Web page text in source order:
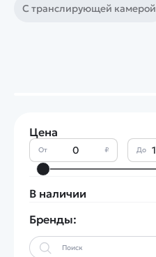
С транслирующей камерой
Цена
От ₽ До
В наличии
Бренды: